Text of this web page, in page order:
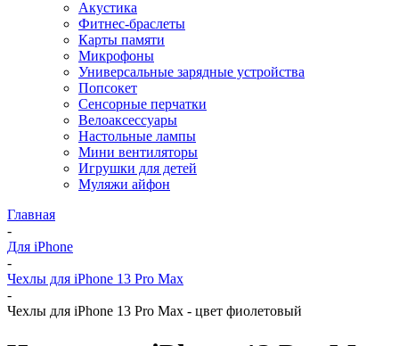
Акустика
Фитнес-браслеты
Карты памяти
Микрофоны
Универсальные зарядные устройства
Попсокет
Сенсорные перчатки
Велоаксессуары
Настольные лампы
Мини вентиляторы
Игрушки для детей
Муляжи айфон
Главная
-
Для iPhone
-
Чехлы для iPhone 13 Pro Max
-
Чехлы для iPhone 13 Pro Max - цвет фиолетовый